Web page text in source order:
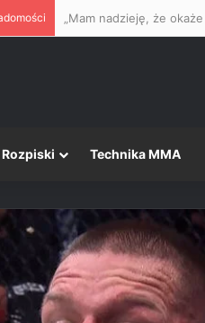
Rozpiski Technika MMA